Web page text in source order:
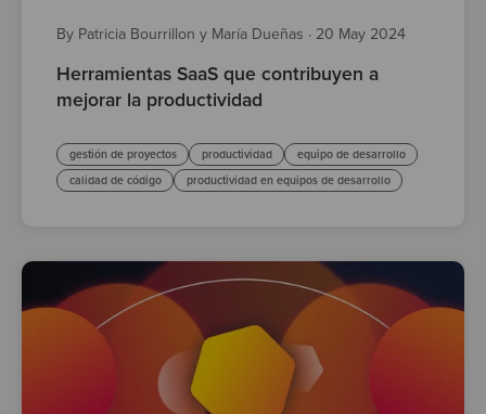
By Patricia Bourrillon y María Dueñas · 20 May 2024
Herramientas SaaS que contribuyen a
mejorar la productividad
gestión de proyectos productividad
equipo de desarrollo
calidad de código
productividad en equipos de desarrollo